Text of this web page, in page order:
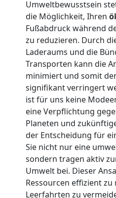
Umweltbewusstsein
die Möglichkeit, Ihren
Fußabdruck während
zu reduzieren. Durch
Laderaums und die
Transporten kann die
minimiert und somit
signifikant verringert
ist für uns keine
eine Verpflichtung
Planeten und
der Entscheidung für
Sie nicht nur eine
sondern tragen aktiv
Umwelt bei. Dieser
Ressourcen effizient zu
Leerfahrten zu
Möbellift
Wolfsberg
Übersiedlung
Wolfsberg
Wolfsberg